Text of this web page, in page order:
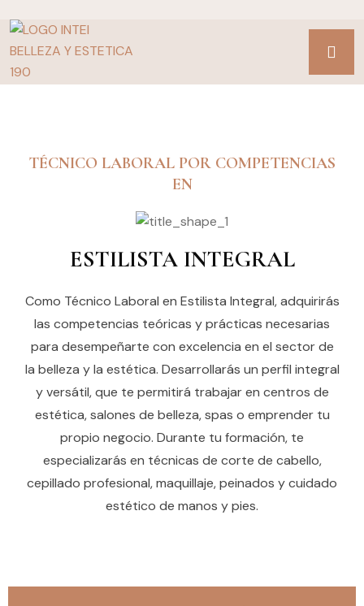
TÉCNICO LABORAL POR COMPETENCIAS
EN
ESTILISTA INTEGRAL
Como Técnico Laboral en Estilista Integral, adquirirás
las competencias teóricas y prácticas necesarias
para desempeñarte con excelencia en el sector de
la belleza y la estética. Desarrollarás un perfil integral
y versátil, que te permitirá trabajar en centros de
estética, salones de belleza, spas o emprender tu
propio negocio. Durante tu formación, te
especializarás en técnicas de corte de cabello,
cepillado profesional, maquillaje, peinados y cuidado
estético de manos y pies.